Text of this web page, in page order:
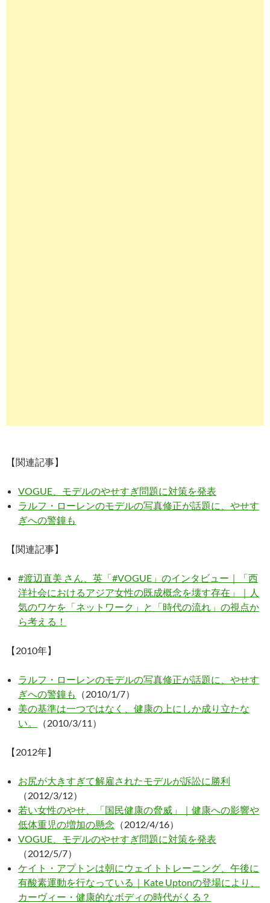
【関連記事】
VOGUE、モデルのやせすぎ問題に対策を発表
ラルフ・ローレンのモデルの写真修正が話題に、やせす
ぎへの警鐘も
【関連記事】
#渡辺直美 さん、英「#VOGUE」のインタビュー｜「西
洋社会におけるアジア女性の既成概念を壊す存在」｜人
気のワケを「ネットワーク」と「時代の流れ」の視点か
ら考える！
【2010年】
ラルフ・ローレンのモデルの写真修正が話題に、やせす
ぎへの警鐘も
（2010/1/7）
美の基準は一つではなく、健康の上にしか成り立たな
い。
（2010/3/11）
【2012年】
お尻が大きすぎて解雇されたモデルが訴訟に勝利
（2012/3/12）
若い女性のやせ、「国民健康の脅威」｜健康への影響や
低体重児の増加の懸念 （2012/4/16）
VOGUE、モデルのやせすぎ問題に対策を発表
（2012/5/7）
ケイト・アプトンは朝にウェイトトレーニング、午後に
有酸素運動を行なっている｜Kate Uptonの登場により、
カーヴィー・健康的なボディの時代がくる？